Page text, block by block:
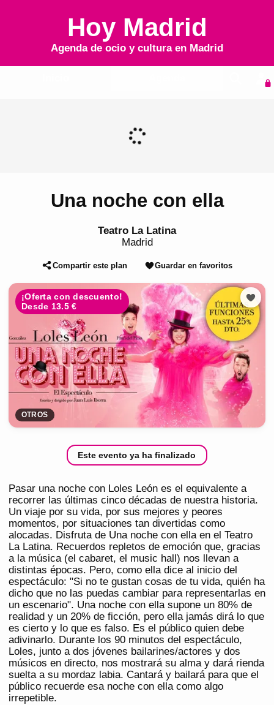
Hoy Madrid
Agenda de ocio y cultura en Madrid
Una noche con ella
Teatro La Latina
Madrid
Compartir este plan Guardar en favoritos
¡Oferta con descuento!
Desde 13.5 €
OTROS
Este evento ya ha finalizado
Pasar una noche con Loles León es el equivalente a
recorrer las últimas cinco décadas de nuestra historia.
Un viaje por su vida, por sus mejores y peores
momentos, por situaciones tan divertidas como
alocadas. Disfruta de Una noche con ella en el Teatro
La Latina. Recuerdos repletos de emoción que, gracias
a la música (el cabaret, el music hall) nos llevan a
distintas épocas. Pero, como ella dice al inicio del
espectáculo: "Si no te gustan cosas de tu vida, quién ha
dicho que no las puedas cambiar para representarlas en
un escenario". Una noche con ella supone un 80% de
realidad y un 20% de ficción, pero ella jamás dirá lo que
es cierto y lo que es falso. Es el público quien debe
adivinarlo. Durante los 90 minutos del espectáculo,
Loles, junto a dos jóvenes bailarines/actores y dos
músicos en directo, nos mostrará su alma y dará rienda
suelta a su mordaz labia. Cantará y bailará para que el
público recuerde esa noche con ella como algo
irrepetible.